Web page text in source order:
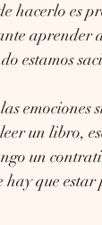
hacerlo es
aprender
estamos
emociones
un libro,
un
que